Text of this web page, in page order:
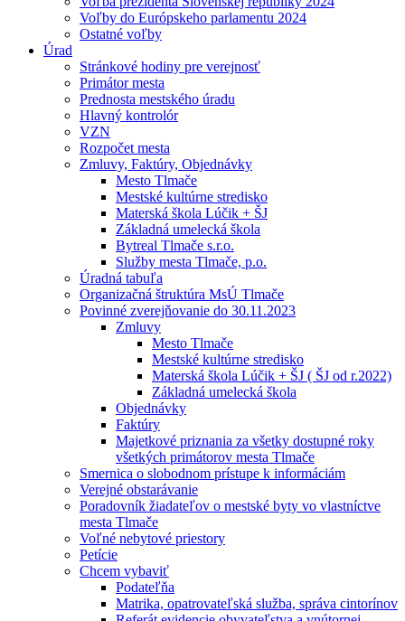
Voľby do Európskeho parlamentu 2024
Ostatné voľby
Úrad
Stránkové hodiny pre verejnosť
Primátor mesta
Prednosta mestského úradu
Hlavný kontrolór
VZN
Rozpočet mesta
Zmluvy, Faktúry, Objednávky
Mesto Tlmače
Mestské kultúrne stredisko
Materská škola Lúčik + ŠJ
Základná umelecká škola
Bytreal Tlmače s.r.o.
Služby mesta Tlmače, p.o.
Úradná tabuľa
Organizačná štruktúra MsÚ Tlmače
Povinné zverejňovanie do 30.11.2023
Zmluvy
Mesto Tlmače
Mestské kultúrne stredisko
Materská škola Lúčik + ŠJ ( ŠJ od r.2022)
Základná umelecká škola
Objednávky
Faktúry
Majetkové priznania za všetky dostupné roky
všetkých primátorov mesta Tlmače
Smernica o slobodnom prístupe k informáciám
Verejné obstarávanie
Poradovník žiadateľov o mestské byty vo vlastníctve
mesta Tlmače
Voľné nebytové priestory
Petície
Chcem vybaviť
Podateľňa
Matrika, opatrovateľská služba, správa cintorínov